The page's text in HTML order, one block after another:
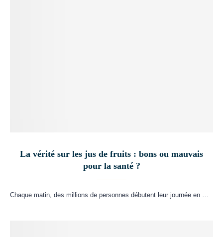
La vérité sur les jus de fruits : bons ou mauvais
pour la santé ?
Chaque matin, des millions de personnes débutent leur journée en …